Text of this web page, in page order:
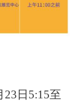
日5:15至